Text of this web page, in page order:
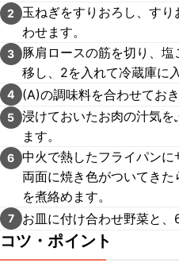
2
玉ねぎをすりおろし、す
わせます。
3
豚肩ロースの筋を切り、
移し、2を入れて冷蔵庫に
4 (A)の調味料を合わせておき
5 浸けておいたお肉の汁気
ます。
6 中火で熱したフライパンに
両面に焼き色がついてき
を煮絡めます。
7 お皿に付け合わせ野菜と、
コツ・ポイント